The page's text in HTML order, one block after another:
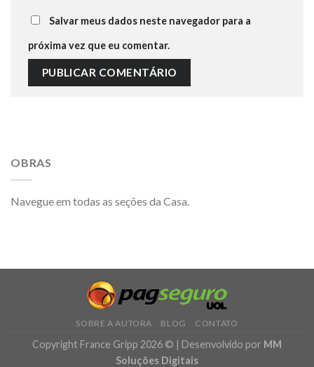
Salvar meus dados neste navegador para a
próxima vez que eu comentar.
OBRAS
Navegue em todas as seções da Casa.
SOBRE A AUTORA BLOG CONTATO
Copyright France Gripp 2026 © | Desenvolvido por MM
Soluções Digitais